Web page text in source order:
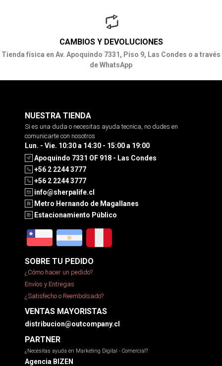
CAMBIOS Y DEVOLUCIONES
Tienda física en Av. Apoquindo 7331, Piso 9, Las Condes o a través
de WhatsApp
NUESTRA TIENDA
Si es una duda o necesitas ayuda tecnica, no dudes en
comunicarte con nosotros
Lun. - Vie. 10:30 a 14:30 - 15:00 a 19:00
Apoquindo 7331 OF 918 - Las Condes
+56 2 2244 3777
+56 2 2244 3777
info@sherpalife.cl
Metro Hernando de Magallanes
Estacionamiento Público
SOBRE TU PEDIDO
¿Cómo hacer un pedido?
Envíos y Entregas
¿Satisfecho o Reembolsado?
VENTAS MAYORISTAS
distribucion@outcompany.cl
PARTNER
¿Necesitas ayuda en Marketing Digital - Comercial?
Agencia BIZEN